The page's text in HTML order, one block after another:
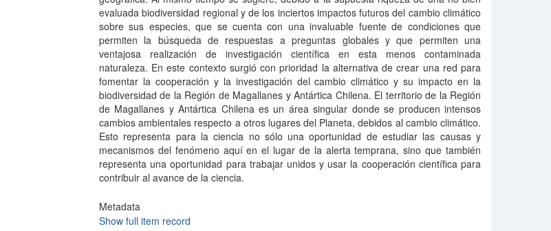
evaluada biodiversidad regional y de los inciertos impactos futuros del cambio climático
sobre sus especies, que se cuenta con una invaluable fuente de condiciones que
permiten la búsqueda de respuestas a preguntas globales y que permiten una
ventajosa realización de investigación científica en esta menos contaminada
naturaleza. En este contexto surgió con prioridad la alternativa de crear una red para
fomentar la cooperación y la investigación del cambio climático y su impacto en la
biodiversidad de la Región de Magallanes y Antártica Chilena. El territorio de la Región
de Magallanes y Antártica Chilena es un área singular donde se producen intensos
cambios ambientales respecto a otros lugares del Planeta, debidos al cambio climático.
Esto representa para la ciencia no sólo una oportunidad de estudiar las causas y
mecanismos del fenómeno aquí en el lugar de la alerta temprana, sino que también
representa una oportunidad para trabajar unidos y usar la cooperación científica para
contribuir al avance de la ciencia.
Metadata
Show full item record